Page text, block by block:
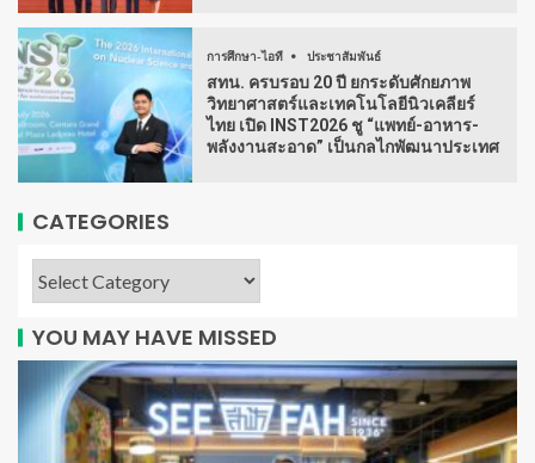
การศึกษา-ไอที ประชาสัมพันธ์
สทน. ครบรอบ 20 ปี ยกระดับศักยภาพ
วิทยาศาสตร์และเทคโนโลยีนิวเคลียร์
ไทย เปิด INST2026 ชู “แพทย์-อาหาร-
พลังงานสะอาด” เป็นกลไกพัฒนาประเทศ
CATEGORIES
YOU MAY HAVE MISSED